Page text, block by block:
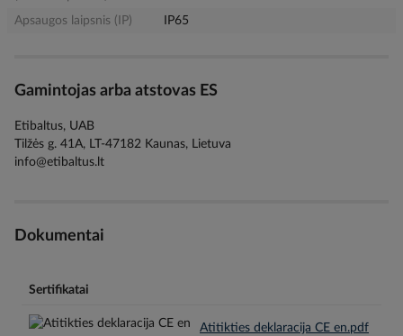
Apsaugos laipsnis (IP) IP65
Gamintojas arba atstovas ES
Etibaltus, UAB
Tilžės g. 41A, LT-47182 Kaunas, Lietuva
info@etibaltus.lt
Dokumentai
Sertifikatai
Atitikties deklaracija CE en.pdf